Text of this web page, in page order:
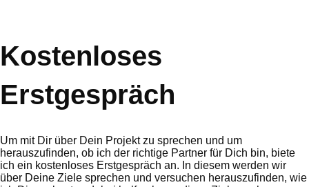
Kostenloses
Erstgespräch
Um mit Dir über Dein Projekt zu sprechen und um
herauszufinden, ob ich der richtige Partner für Dich bin, biete
ich ein kostenloses Erstgespräch an. In diesem werden wir
über Deine Ziele sprechen und versuchen herauszufinden, wie